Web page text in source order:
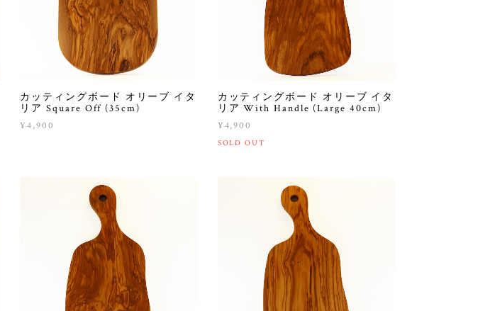
カッティングボード オリーブ イタ
リア Square Off (35cm)
¥4,900
カッティングボード オリーブ イタ
リア With Handle (Large 40cm)
¥4,900
SOLD OUT